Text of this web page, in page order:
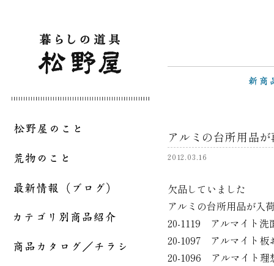
アルミの台所用品
2012.03.16
欠品していました
アルミの台所用品が入
20-1119 アルマイト
20-1097 アルマイト
20-1096 アルマイト